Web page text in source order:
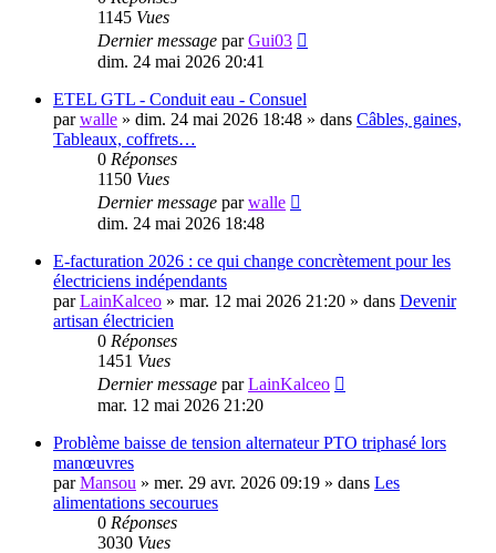
1145 Vues
Dernier message parGui03
dim. 24 mai 2026 20:41
ETEL GTL - Conduit eau - Consuel
parwalle » dim. 24 mai 2026 18:48 » dans Câbles, gaines,
Tableaux, coffrets…
0 Réponses
1150 Vues
Dernier message parwalle
dim. 24 mai 2026 18:48
E-facturation 2026 : ce qui change concrètement pour les
électriciens indépendants
parLainKalceo » mar. 12 mai 2026 21:20 » dans Devenir
artisan électricien
0 Réponses
1451 Vues
Dernier message parLainKalceo
mar. 12 mai 2026 21:20
Problème baisse de tension alternateur PTO triphasé lors
manœuvres
parMansou » mer. 29 avr. 2026 09:19 » dans Les
alimentations secourues
0 Réponses
3030 Vues